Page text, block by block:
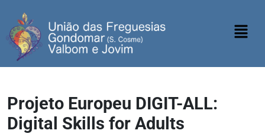
Projeto Europeu DIGIT-ALL:
Digital Skills for Adults